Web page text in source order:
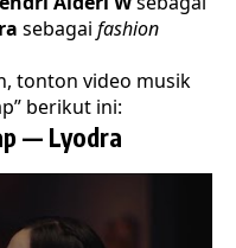
sebagai fashion
tonton video musik
berikut ini:
— Lyodra